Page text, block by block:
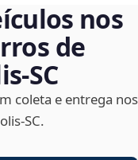
nos
de
coleta e entrega nos